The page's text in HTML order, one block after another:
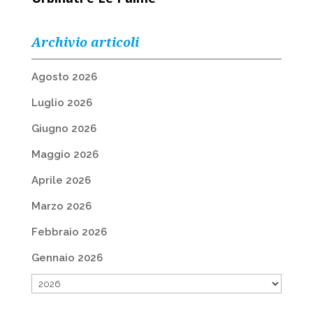
Archivio articoli
Agosto 2026
Luglio 2026
Giugno 2026
Maggio 2026
Aprile 2026
Marzo 2026
Febbraio 2026
Gennaio 2026